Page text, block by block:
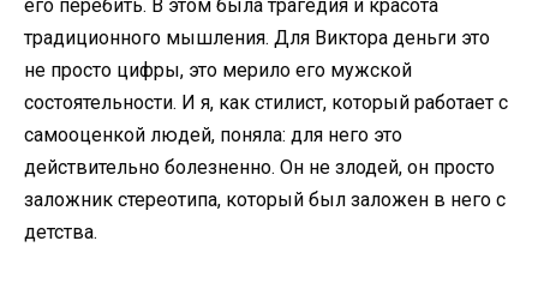
его перебить. В этом была трагедия и красота
традиционного мышления. Для Виктора деньги это
не просто цифры, это мерило его мужской
состоятельности. И я, как стилист, который работает с
самооценкой людей, поняла: для него это
действительно болезненно. Он не злодей, он просто
заложник стереотипа, который был заложен в него с
детства.